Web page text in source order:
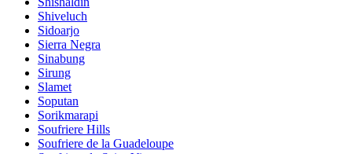
Shiveluch
Sidoarjo
Sierra Negra
Sinabung
Sirung
Slamet
Soputan
Sorikmarapi
Soufriere Hills
Soufriere de la Guadeloupe